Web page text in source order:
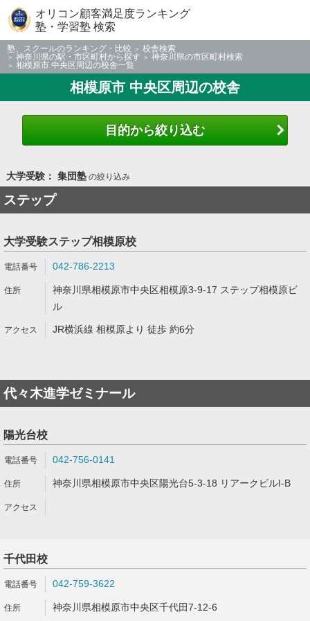
オリコン顧客満足度ランキング
塾・学習塾 検索
塾、スクールのランキング・比較
校舎検索
神奈川県の駅・市区町村から探す
神奈川県の市区町村検索
相模原市 中央区周辺の校舎一覧
相模原市 中央区周辺の校舎
目的から絞り込む
大学受験： 集団塾の絞り込み
ステップ
大学受験ステップ相模原校
042-786-2213
神奈川県相模原市中央区相模原3-9-17 ステップ相模原ビ
ル
JR横浜線 相模原より 徒歩 約6分
代々木進学ゼミナール
陽光台校
042-756-0141
神奈川県相模原市中央区陽光台5-3-18 リアークビルI-B
千代田校
042-759-3622
神奈川県相模原市中央区千代田7-12-6